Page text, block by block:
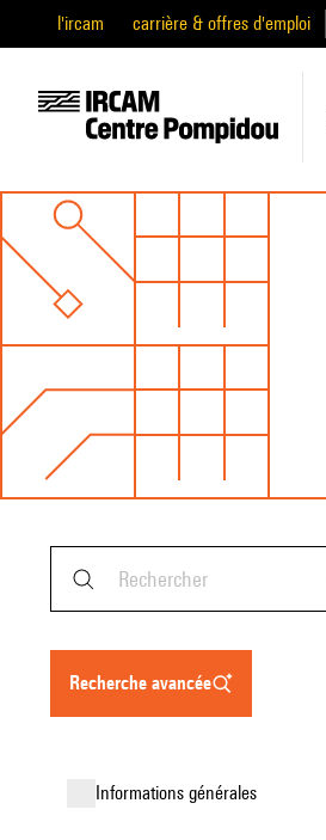
l'ircam carrière & offres d'emploi
recherche avancée
informations générales